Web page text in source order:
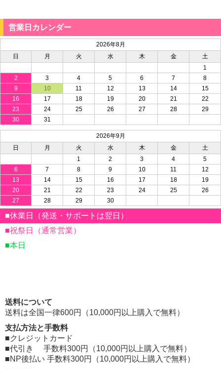
営業日カレンダー
2026年8月
日
月 火 水 木 金
土
1
2
3 4 5 6 7
8
9
10 11 12 13 14
15
16
17 18 19 20 21
22
23
24 25 26 27 28
29
30
31
2026年9月
日
月 火 水 木 金
土
1
2 3 4
5
6
7 8 9 10 11
12
13
14 15 16 17 18
19
20
21 22 23 24 25
26
27
28 29 30
■休業日（発送・サポートは翌日）
■祝祭日（通常営業）
■本日
送料について
送料は全国一律600円（10,000円以上購入で無料）
支払方法と手数料
■クレジットカード
■代引き 手数料300円（10,000円以上購入で無料）
■NP後払い 手数料300円（10,000円以上購入で無料）